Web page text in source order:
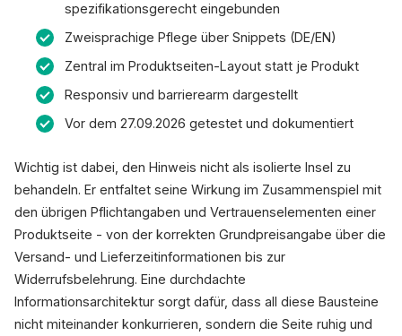
spezifikationsgerecht eingebunden
Zweisprachige Pflege über Snippets (DE/EN)
Zentral im Produktseiten-Layout statt je Produkt
Responsiv und barrierearm dargestellt
Vor dem 27.09.2026 getestet und dokumentiert
Wichtig ist dabei, den Hinweis nicht als isolierte Insel zu
behandeln. Er entfaltet seine Wirkung im Zusammenspiel mit
den übrigen Pflichtangaben und Vertrauenselementen einer
Produktseite - von der korrekten Grundpreisangabe über die
Versand- und Lieferzeitinformationen bis zur
Widerrufsbelehrung. Eine durchdachte
Informationsarchitektur sorgt dafür, dass all diese Bausteine
nicht miteinander konkurrieren, sondern die Seite ruhig und